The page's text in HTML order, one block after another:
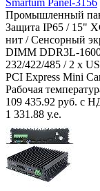
Промышленный
Защита IP65 / 15"
нит / Сенсорный
DIMM DDR3L-
232/422/485 / 2 x
PCI Express Mini
Рабочая
109 435.92 руб. с
1 331.88 у.е.